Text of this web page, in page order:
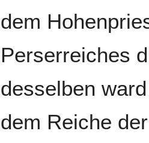
dem
Perserreiches
desselben
dem Reiche